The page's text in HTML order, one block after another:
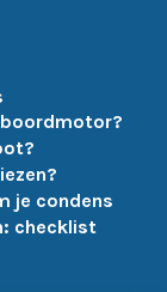
je condens
checklist